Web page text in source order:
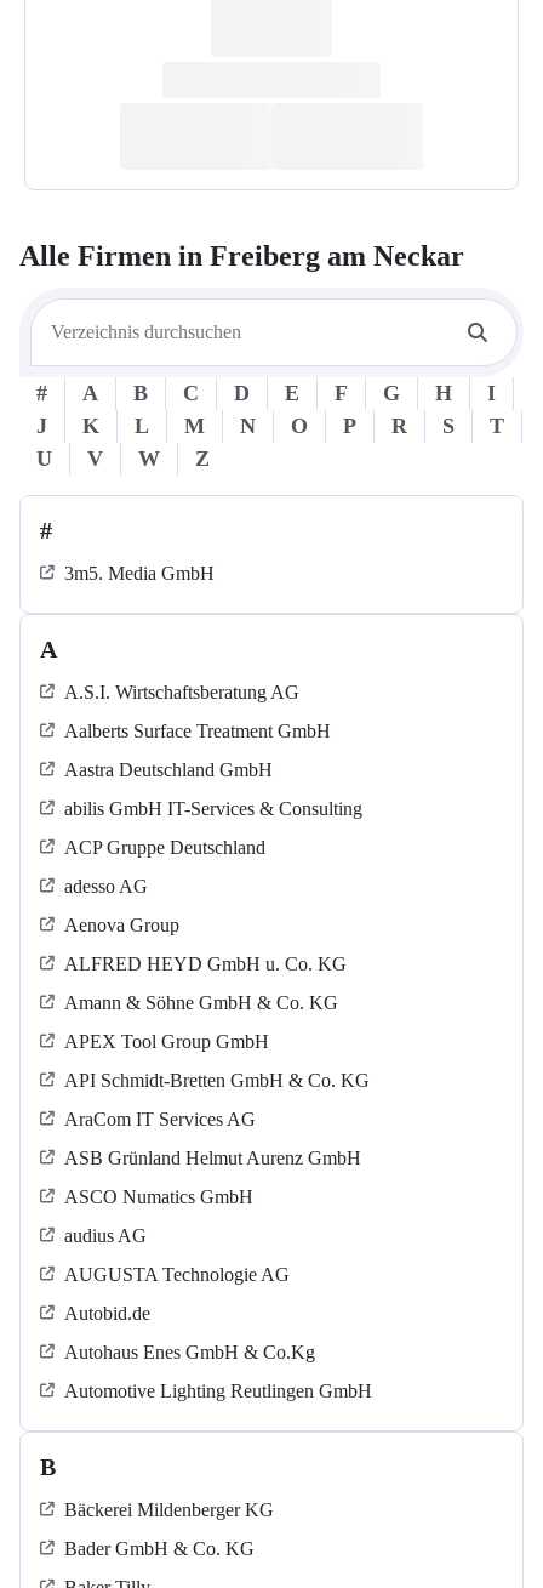
Alle Firmen in Freiberg am Neckar
# A B C D E F G H
I
J
K L M N O P R S
T
U
V W Z
#
3m5. Media GmbH
A
A.S.I. Wirtschaftsberatung AG
Aalberts Surface Treatment GmbH
Aastra Deutschland GmbH
abilis GmbH IT-Services & Consulting
ACP Gruppe Deutschland
adesso AG
Aenova Group
ALFRED HEYD GmbH u. Co. KG
Amann & Söhne GmbH & Co. KG
APEX Tool Group GmbH
API Schmidt-Bretten GmbH & Co. KG
AraCom IT Services AG
ASB Grün­land Helmut Au­renz GmbH
ASCO Numatics GmbH
audius AG
AUGUSTA Technologie AG
Autobid.de
Autohaus Enes GmbH & Co.Kg
Automotive Lighting Reutlingen GmbH
B
Bäckerei Mildenberger KG
Bader GmbH & Co. KG